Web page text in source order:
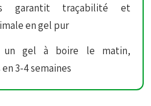
garantit traçabilité et
en gel pur
un gel à boire le matin,
3-4 semaines